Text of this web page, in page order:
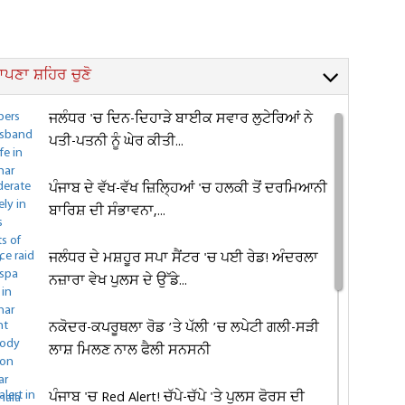
ਸ਼ਹਿਰ ਚੁਣੋ
ਜਲੰਧਰ 'ਚ ਦਿਨ-ਦਿਹਾੜੇ ਬਾਈਕ ਸਵਾਰ ਲੁਟੇਰਿਆਂ ਨੇ
ਪਤੀ-ਪਤਨੀ ਨੂੰ ਘੇਰ ਕੀਤੀ...
ਪੰਜਾਬ ਦੇ ਵੱਖ-ਵੱਖ ਜ਼ਿਲ੍ਹਿਆਂ 'ਚ ਹਲਕੀ ਤੋਂ ਦਰਮਿਆਨੀ
ਬਾਰਿਸ਼ ਦੀ ਸੰਭਾਵਨਾ,...
ਜਲੰਧਰ ਦੇ ਮਸ਼ਹੂਰ ਸਪਾ ਸੈਂਟਰ 'ਚ ਪਈ ਰੇਡ! ਅੰਦਰਲਾ
ਨਜ਼ਾਰਾ ਵੇਖ ਪੁਲਸ ਦੇ ਉੱਡੇ...
ਨਕੋਦਰ-ਕਪਰੂਥਲਾ ਰੋਡ ’ਤੇ ਪੱਲੀ ’ਚ ਲਪੇਟੀ ਗਲੀ-ਸੜੀ
ਲਾਸ਼ ਮਿਲਣ ਨਾਲ ਫੈਲੀ ਸਨਸਨੀ
ਪੰਜਾਬ 'ਚ Red Alert! ਚੱਪੇ-ਚੱਪੇ 'ਤੇ ਪੁਲਸ ਫੋਰਸ ਦੀ